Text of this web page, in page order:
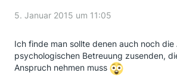
5. Januar 2015 um 11:05
Ich finde man sollte denen auch noch
psychologischen Betreuung zusenden,
Anspruch nehmen muss